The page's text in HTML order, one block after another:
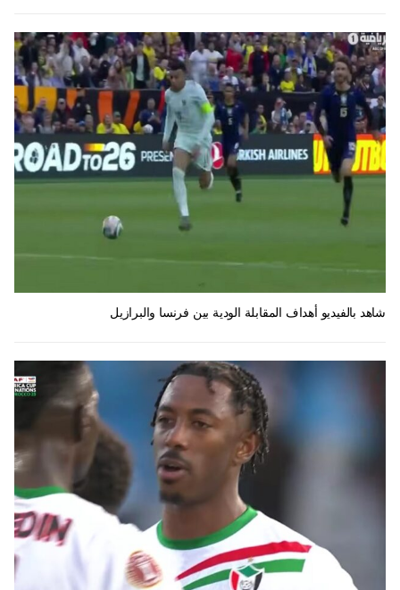
شاهد بالفيديو أهداف المقابلة الودية بين فرنسا والبرازيل